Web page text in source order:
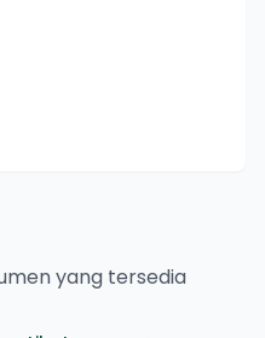
yang tersedia